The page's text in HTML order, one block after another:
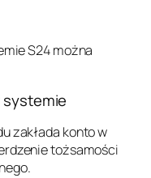
S24 można
systemie
zakłada konto w
tożsamości